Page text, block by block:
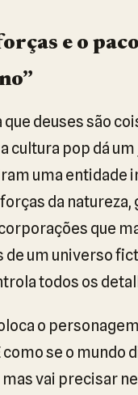
e o
que deuses são
cultura pop dá
uma entidade
da natureza,
que
de um universo
todos os
o
como se o mundo
vai precisar